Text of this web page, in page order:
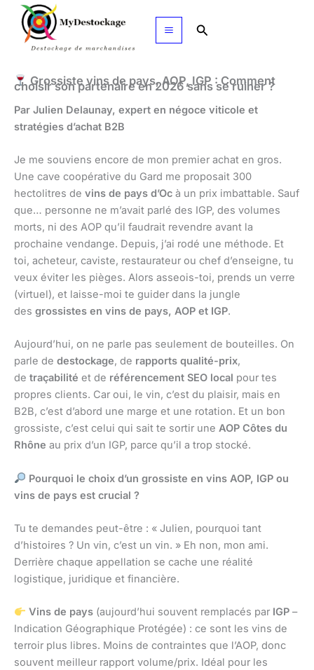
Aller
contenu
Rechercher
Grossiste vins de pays, AOP, IGP : Comment
choisir son partenaire en 2026 sans se ruiner ?
Par Julien Delaunay, expert en négoce viticole et
stratégies d’achat B2B
Je me souviens encore de mon premier achat en gros.
Une cave coopérative du Gard me proposait 300
hectolitres de vins de pays d’Oc à un prix imbattable. Sauf
que… personne ne m’avait parlé des IGP, des volumes
morts, ni des AOP qu’il faudrait revendre avant la
prochaine vendange. Depuis, j’ai rodé une méthode. Et
toi, acheteur, caviste, restaurateur ou chef d’enseigne, tu
veux éviter les pièges. Alors asseois-toi, prends un verre
(virtuel), et laisse-moi te guider dans la jungle
des grossistes en vins de pays, AOP et IGP.
Aujourd’hui, on ne parle pas seulement de bouteilles. On
parle de destockage, de rapports qualité-prix,
de traçabilité et de référencement SEO local pour tes
propres clients. Car oui, le vin, c’est du plaisir, mais en
B2B, c’est d’abord une marge et une rotation. Et un bon
grossiste, c’est celui qui sait te sortir une AOP Côtes du
Rhône au prix d’un IGP, parce qu’il a trop stocké.
Pourquoi le choix d’un grossiste en vins AOP, IGP ou
vins de pays est crucial ?
Tu te demandes peut-être : « Julien, pourquoi tant
d’histoires ? Un vin, c’est un vin. » Eh non, mon ami.
Derrière chaque appellation se cache une réalité
logistique, juridique et financière.
Vins de pays(aujourd’hui souvent remplacés par IGP–
Indication Géographique Protégée) : ce sont les vins de
terroir plus libres. Moins de contraintes que l’AOP, donc
souvent meilleur rapport volume/prix. Idéal pour les